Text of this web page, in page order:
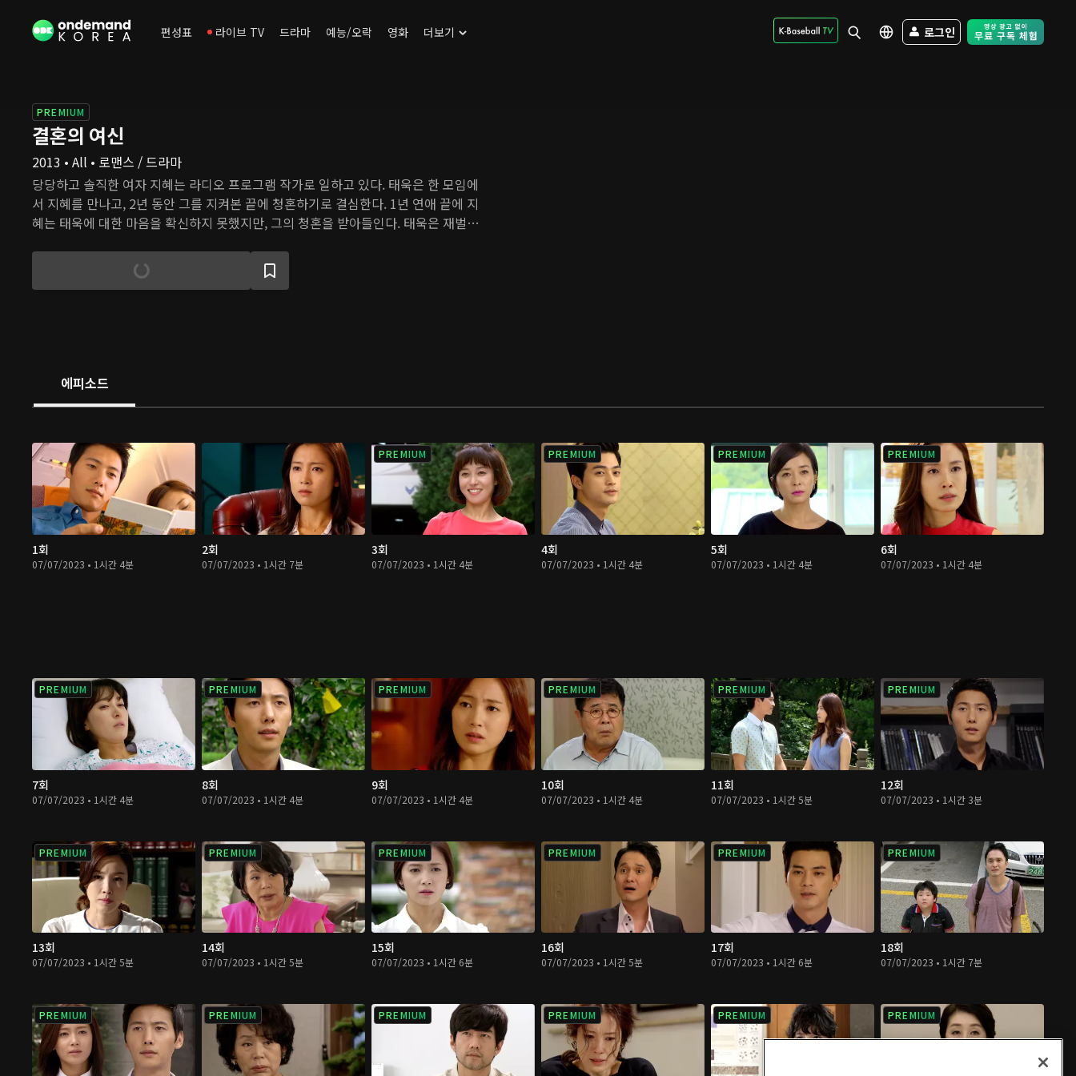
편성표 라이브 TV 드라마 예능/오락 영화 더보기 로그인 Free Trial -
PREMIUM
결혼의 여신
2013 • All • 로맨스 / 드라마
당당하고 솔직한 여자 지혜는 라디오 프로그램 작가로 일하고 있다. 태욱은 한 모임에
서 지혜를 만나고, 2년 동안 그를 지켜본 끝에 청혼하기로 결심한다. 1년 연애 끝에 지
혜는 태욱에 대한 마음을 확신하지 못했지만, 그의 청혼을 받아들인다. 태욱은 재벌가
구들의 압박을 견딜 수 없었던 지혜는 태욱에게 파혼을 통보하고 여행을 떠난다. 제주
도로 향한 지혜가 그곳에서 현우를 만나 사랑에 빠지면서 지혜와 두 남자의 파란만장
에피소드
1회
07/07/2023 • 1시간 4분
2회
07/07/2023 • 1시간 7분
PREMIUM
3회
07/07/2023 • 1시간 4분
PREMIUM
4회
07/07/2023 • 1시간 4분
PREMIUM
5회
07/07/2023 • 1시간 4분
PREMIUM
6회
07/07/2023 • 1시간 4분
PREMIUM
7회
07/07/2023 • 1시간 4분
PREMIUM
8회
07/07/2023 • 1시간 4분
PREMIUM
9회
07/07/2023 • 1시간 4분
PREMIUM
10회
07/07/2023 • 1시간 4분
PREMIUM
11회
07/07/2023 • 1시간 5분
PREMIUM
12회
07/07/2023 • 1시간 3분
PREMIUM
13회
07/07/2023 • 1시간 5분
PREMIUM
14회
07/07/2023 • 1시간 5분
PREMIUM
15회
07/07/2023 • 1시간 6분
PREMIUM
16회
07/07/2023 • 1시간 5분
PREMIUM
17회
07/07/2023 • 1시간 6분
PREMIUM
18회
07/07/2023 • 1시간 7분
PREMIUM PREMIUM PREMIUM PREMIUM PREMIUM PREMIUM